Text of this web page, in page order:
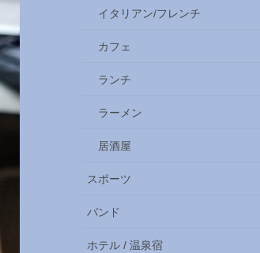
イタリアン/フレンチ
カフェ
ランチ
ラーメン
居酒屋
スポーツ
バンド
ホテル / 温泉宿